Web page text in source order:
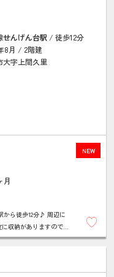
せんげん台駅 / 徒歩12分
8月 / 2階建
大字上間久里
NEW
月
から徒歩12分♪ 周辺に
収納がありますのでお
におススメ！